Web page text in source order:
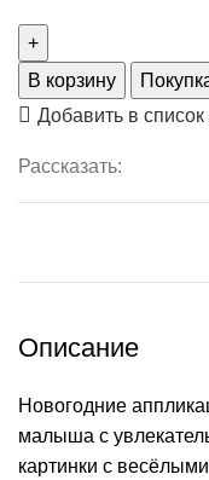
В корзину
Добавить в
Рассказать:
Описание
Новогодние
малыша с
картинки с